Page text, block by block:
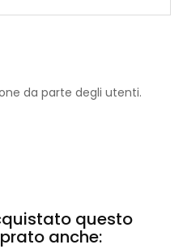
da parte degli utenti.
questo
anche: